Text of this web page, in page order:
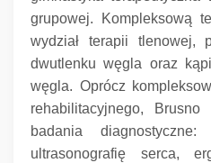
grupowej.
Kompleksową
wydział terapii tlenowej,
dwutlenku węgla oraz
węgla. Oprócz
rehabilitacyjnego,
badania
ultrasonografię serca,